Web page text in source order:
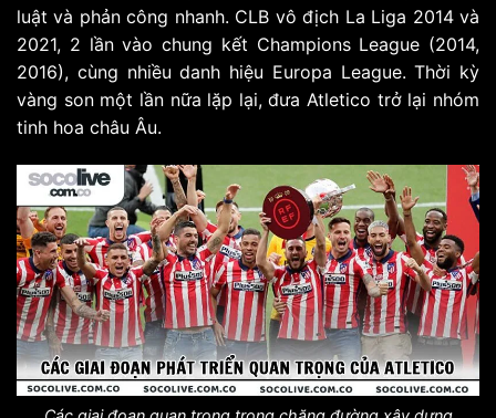
luật và phản công nhanh. CLB vô địch La Liga 2014 và
2021, 2 lần vào chung kết Champions League (2014,
2016), cùng nhiều danh hiệu Europa League. Thời kỳ
vàng son một lần nữa lặp lại, đưa Atletico trở lại nhóm
tinh hoa châu Âu.